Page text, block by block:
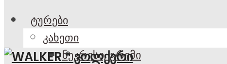
ტურები
კახეთი
ნეკრესი, გრემი